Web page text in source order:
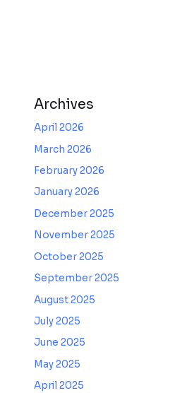
Archives
April 2026
March 2026
February 2026
January 2026
December 2025
November 2025
October 2025
September 2025
August 2025
July 2025
June 2025
May 2025
April 2025